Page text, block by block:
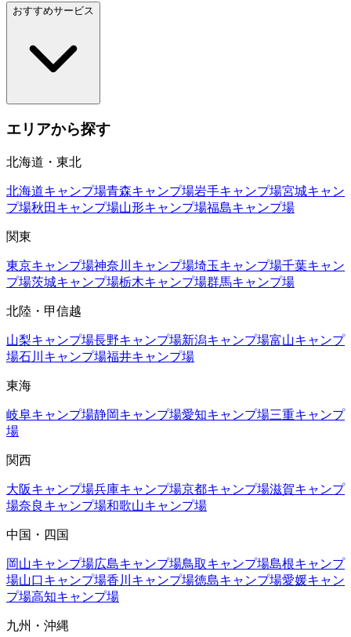
おすすめサービス
エリアから探す
北海道・東北
北海道キャンプ場青森キャンプ場岩手キャンプ場宮城キャン
プ場秋田 キャンプ場山形キャンプ場福島キャンプ場
関東
東京キャンプ場神奈川 キャンプ場埼玉キャンプ場千葉キャン
プ場茨城キャンプ場栃木キャンプ場群馬キャンプ場
北陸・甲信越
山梨キャンプ場長野キャンプ場新潟キャンプ場富山キャンプ
場石川 キャンプ場福井キャンプ場
東海
岐阜キャンプ場静岡キャンプ場愛知キャンプ場三重キャンプ
場
関西
大阪キャンプ場兵庫キャンプ場京都キャンプ場滋賀キャンプ
場奈良 キャンプ場和歌山キャンプ場
中国・四国
岡山キャンプ場広島キャンプ場鳥取キャンプ場島根キャンプ
場山口キャンプ場香川 キャンプ場徳島キャンプ場愛媛キャン
プ場高知キャンプ場
九州・沖縄